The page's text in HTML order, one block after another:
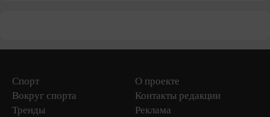
Спорт
Вокруг спорта
Тренды
О проекте
Контакты редакции
Реклама